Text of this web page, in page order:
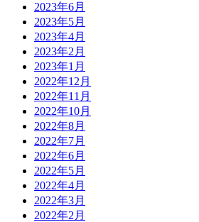
2023年6月
2023年5月
2023年4月
2023年2月
2023年1月
2022年12月
2022年11月
2022年10月
2022年8月
2022年7月
2022年6月
2022年5月
2022年4月
2022年3月
2022年2月